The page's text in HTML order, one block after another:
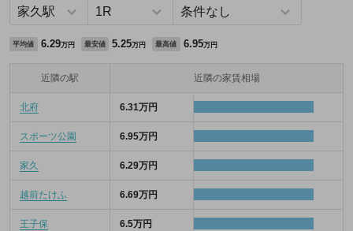
平均値 6.29万円 最安値 5.25万円 最高値 6.95万円
近隣の駅 近隣の家賃相場
北府 6.31万円
スポーツ公園 6.95万円
家久 6.29万円
越前たけふ 6.69万円
王子保 6.5万円